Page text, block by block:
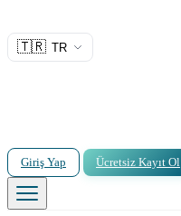
🇹🇷 TR
Giriş Yap Ücretsiz Kayıt Ol